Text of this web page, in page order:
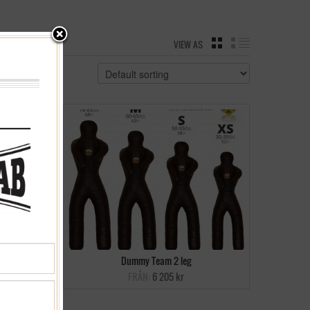
VIEW AS
Dummy Team 2 leg
6 205 kr